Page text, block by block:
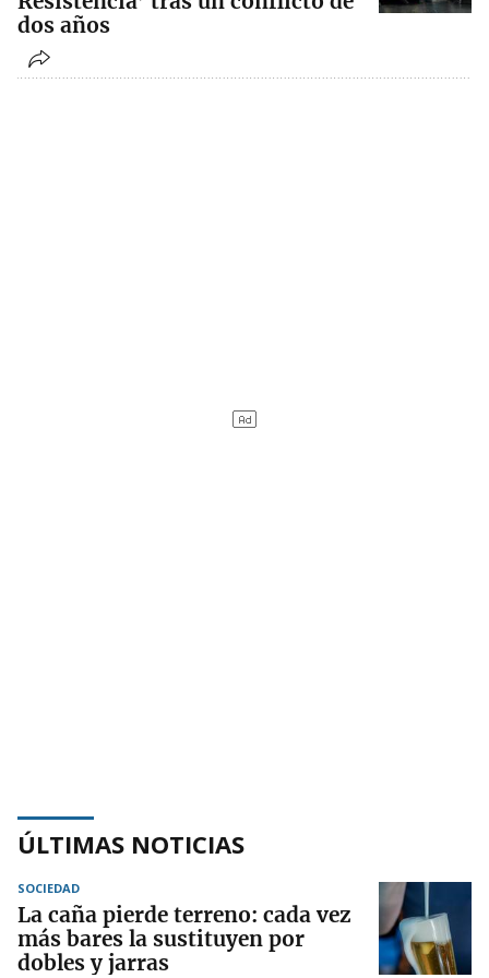
dos años
ÚLTIMAS NOTICIAS
SOCIEDAD
La caña pierde terreno: cada vez
más bares la sustituyen por
dobles y jarras